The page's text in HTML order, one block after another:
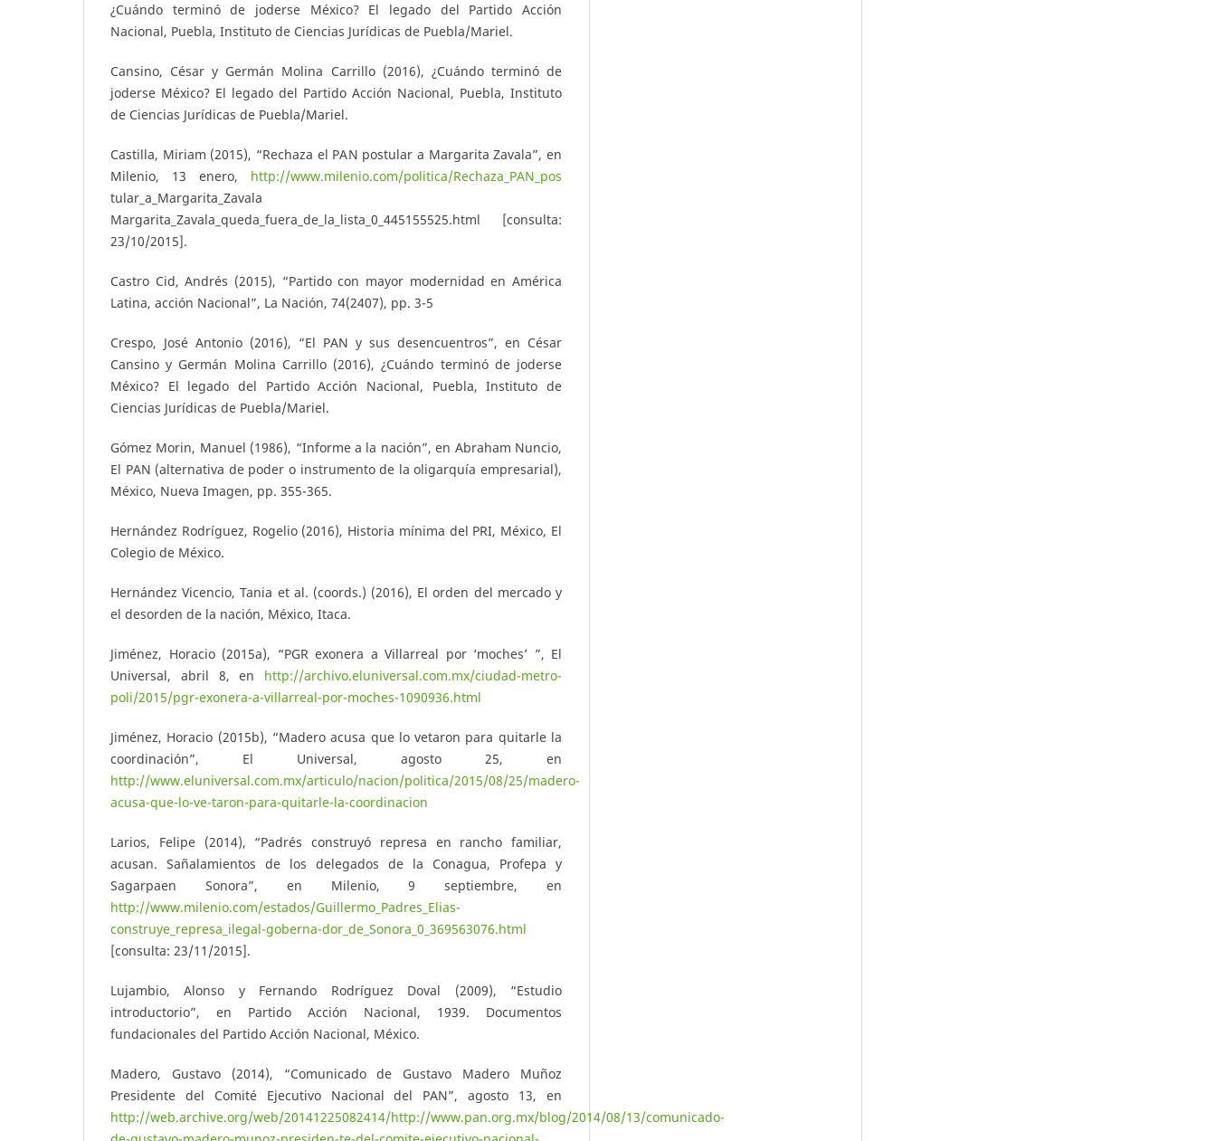
¿Cuándo terminó de joderse México? El legado del Partido Acción
Nacional, Puebla, Instituto de Ciencias Jurídicas de Puebla/Mariel.
Cansino, César y Germán Molina Carrillo (2016), ¿Cuándo terminó de
joderse México? El legado del Partido Acción Nacional, Puebla, Instituto
de Ciencias Jurídicas de Puebla/Mariel.
Castilla, Miriam (2015), “Rechaza el PAN postular a Margarita Zavala”, en
Milenio, 13 enero, http://www.milenio.com/politica/Rechaza_PAN_pos
tular_a_Margarita_Zavala
Margarita_Zavala_queda_fuera_de_la_lista_0_445155525.html [consulta:
23/10/2015].
Castro Cid, Andrés (2015), “Partido con mayor modernidad en América
Latina, acción Nacional”, La Nación, 74(2407), pp. 3-5
Crespo, José Antonio (2016), “El PAN y sus desencuentros”, en César
Cansino y Germán Molina Carrillo (2016), ¿Cuándo terminó de joderse
México? El legado del Partido Acción Nacional, Puebla, Instituto de
Ciencias Jurídicas de Puebla/Mariel.
Gómez Morin, Manuel (1986), “Informe a la nación”, en Abraham Nuncio,
El PAN (alternativa de poder o instrumento de la oligarquía empresarial),
México, Nueva Imagen, pp. 355-365.
Hernández Rodríguez, Rogelio (2016), Historia mínima del PRI, México, El
Colegio de México.
Hernández Vicencio, Tania et al. (coords.) (2016), El orden del mercado y
el desorden de la nación, México, Itaca.
Jiménez, Horacio (2015a), “PGR exonera a Villarreal por ‘moches’ ”, El
Universal, abril 8, en http://archivo.eluniversal.com.mx/ciudad-metro-
poli/2015/pgr-exonera-a-villarreal-por-moches-1090936.html
Jiménez, Horacio (2015b), “Madero acusa que lo vetaron para quitarle la
coordinación”, El Universal, agosto 25, en
http://www.eluniversal.com.mx/articulo/nacion/politica/2015/08/25/madero-
acusa-que-lo-ve-taron-para-quitarle-la-coordinacion
Larios, Felipe (2014), “Padrés construyó represa en rancho familiar,
acusan. Sañalamientos de los delegados de la Conagua, Profepa y
Sagarpaen Sonora”, en Milenio, 9 septiembre, en
http://www.milenio.com/estados/Guillermo_Padres_Elias-
construye_represa_ilegal-goberna-dor_de_Sonora_0_369563076.html
[consulta: 23/11/2015].
Lujambio, Alonso y Fernando Rodríguez Doval (2009), “Estudio
introductorio”, en Partido Acción Nacional, 1939. Documentos
fundacionales del Partido Acción Nacional, México.
Madero, Gustavo (2014), “Comunicado de Gustavo Madero Muñoz
Presidente del Comité Ejecutivo Nacional del PAN”, agosto 13, en
http://web.archive.org/web/20141225082414/http://www.pan.org.mx/blog/2014/08/13/comunicado-